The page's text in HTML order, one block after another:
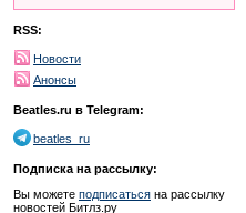
RSS:
Новости
Анонсы
Beatles.ru в Telegram:
beatles_ru
Подписка на рассылку:
Вы можете подписаться на рассылку
новостей Битлз.ру